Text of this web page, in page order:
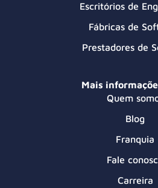
Escritórios de
Fábricas de
Prestadores de
Mais
Quem
Blog
Franquia
Fale
Carreira